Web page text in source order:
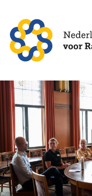
Alles Nieuws